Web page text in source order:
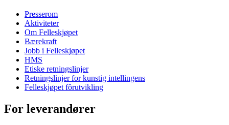
Presserom
Aktiviteter
Om Felleskjøpet
Bærekraft
Jobb i Felleskjøpet
HMS
Etiske retningslinjer
Retningslinjer for kunstig intellingens
Felleskjøpet fôrutvikling
For leverandører